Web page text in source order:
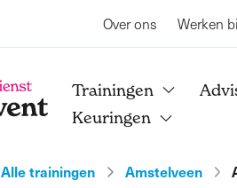
Over ons Werken
Trainingen
Keuringen
Alle trainingen Amstelveen